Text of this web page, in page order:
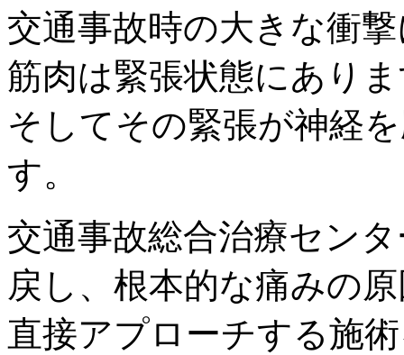
交通事故時の大きな衝
筋肉は緊張状態にあり
そしてその緊張が神経
す。
交通事故総合治療セン
戻し、根本的な痛みの
直接アプローチする施